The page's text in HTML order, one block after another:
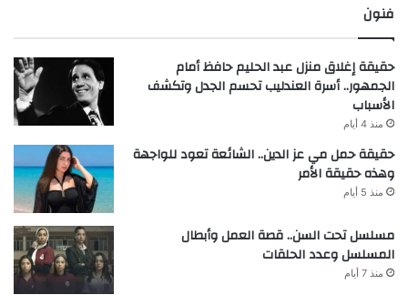
فنون
حقيقة إغلاق منزل عبد الحليم حافظ أمام
الجمهور.. أسرة العندليب تحسم الجدل وتكشف
الأسباب
منذ 4 أيام
حقيقة حمل مي عز الدين.. الشائعة تعود للواجهة
وهذه حقيقة الأمر
منذ 5 أيام
مسلسل تحت السن.. قصة العمل وأبطال
المسلسل وعدد الحلقات
منذ 7 أيام